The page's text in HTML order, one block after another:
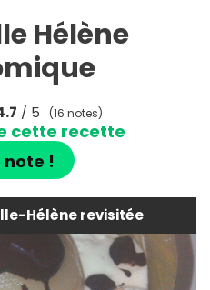
Hélène
/ 5 (16 notes)
cette recette
note !
Hélène revisitée